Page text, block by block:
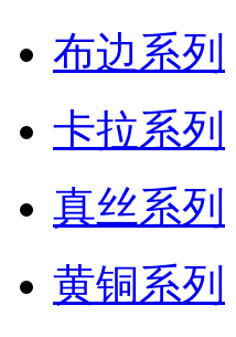
布边系列
卡拉系列
真丝系列
黄铜系列